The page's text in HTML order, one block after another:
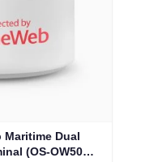
Maritime Dual
(OS-OW50P-